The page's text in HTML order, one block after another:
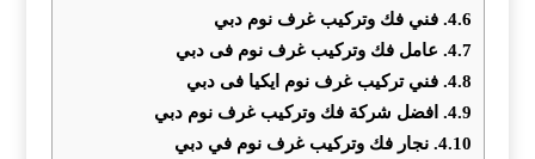
4.6. فني فك وتركيب غرف نوم دبي
4.7. عامل فك وتركيب غرف نوم فى دبي
4.8. فني تركيب غرف نوم ايكيا فى دبي
4.9.
افضل شركة فك وتركيب غرف نوم دبي
4.10. نجار فك وتركيب غرف نوم في دبي